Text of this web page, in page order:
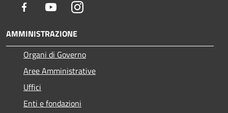
Facebook YoutubeInstagram
AMMINISTRAZIONE
Organi di Governo
Aree Amministrative
Uffici
Enti e fondazioni